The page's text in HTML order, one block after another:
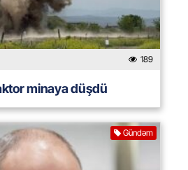
189
minaya düşdü
Gündəm